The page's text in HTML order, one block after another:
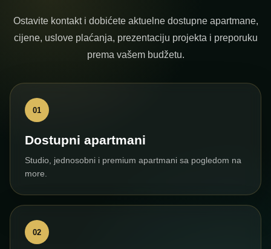
Ostavite kontakt i dobićete aktuelne dostupne apartmane,
cijene, uslove plaćanja, prezentaciju projekta i preporuku
prema vašem budžetu.
01
Dostupni apartmani
Studio, jednosobni i premium apartmani sa pogledom na
more.
02